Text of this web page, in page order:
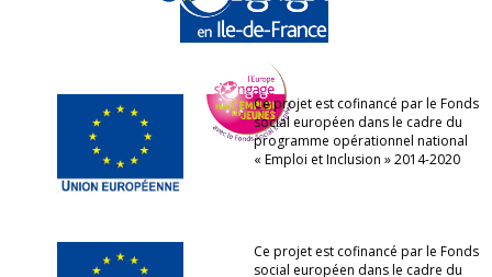
Ce projet est cofinancé par le Fonds
social européen dans le cadre du
programme opérationnel national
« Emploi et Inclusion » 2014-2020
Ce projet est cofinancé par le Fonds
social européen dans le cadre du